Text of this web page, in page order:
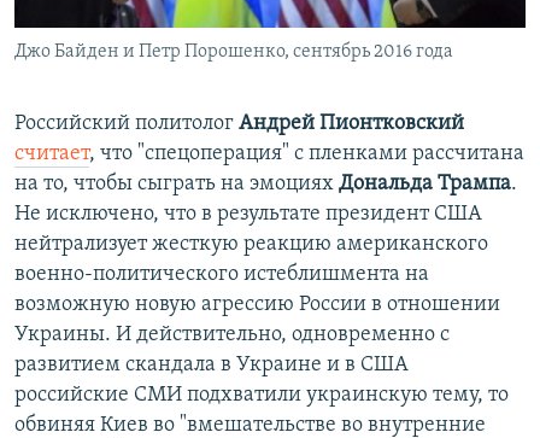
Джо Байден и Петр Порошенко, сентябрь 2016 года
Российский политолог Андрей Пионтковский
считает, что "спецоперация" с пленками рассчитана
на то, чтобы сыграть на эмоциях Дональда Трампа.
Не исключено, что в результате президент США
нейтрализует жесткую реакцию американского
военно-политического истеблишмента на
возможную новую агрессию России в отношении
Украины. И действительно, одновременно с
развитием скандала в Украине и в США
российские СМИ подхватили украинскую тему, то
обвиняя Киев во "вмешательстве во внутренние